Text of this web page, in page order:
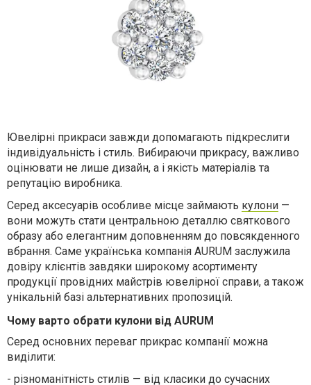
Ювелірні прикраси завжди допомагають підкреслити
індивідуальність і стиль. Вибираючи прикрасу, важливо
оцінювати не лише дизайн, а і якість матеріалів та
репутацію виробника.
Серед аксесуарів особливе місце займають кулони —
вони можуть стати центральною деталлю святкового
образу або елегантним доповненням до повсякденного
вбрання. Саме українська компанія AURUM заслужила
довіру клієнтів завдяки широкому асортименту
продукції провідних майстрів ювелірної справи, а також
унікальній базі альтернативних пропозицій.
Чому варто обрати кулони від AURUM
Серед основних переваг прикрас компанії можна
виділити:
- різноманітність стилів — від класики до сучасних